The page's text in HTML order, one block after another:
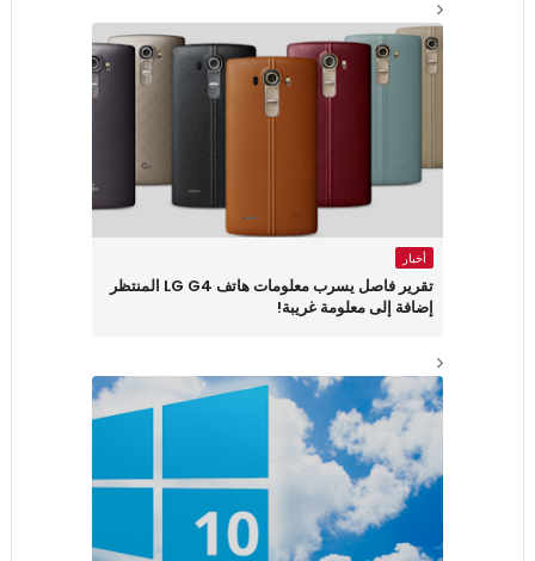
أخبار
تقرير فاصل يسرب معلومات هاتف LG G4 المنتظر
إضافة إلى معلومة غريبة!